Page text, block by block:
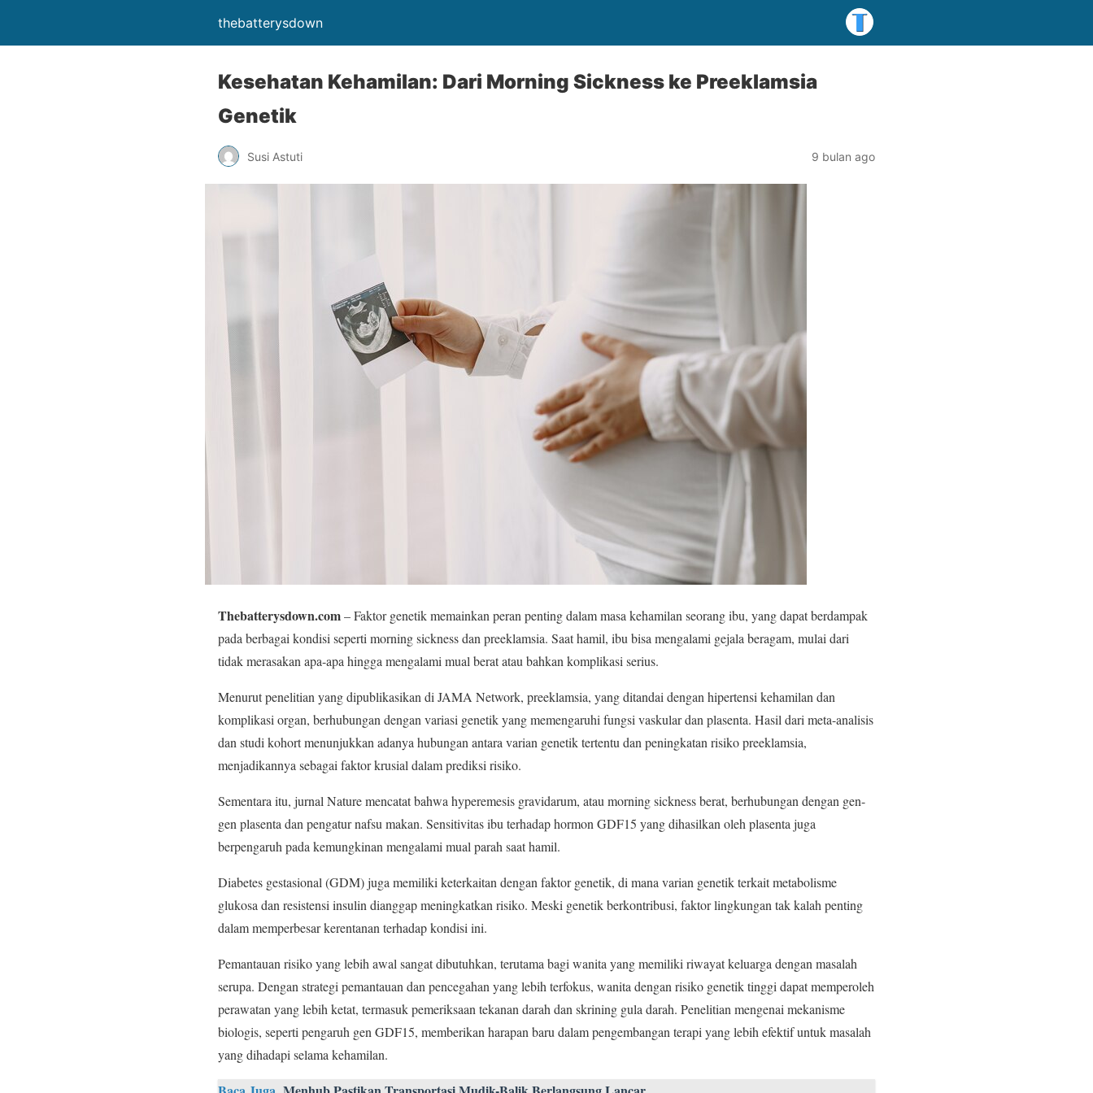
thebatterysdown
Kesehatan Kehamilan: Dari Morning Sickness ke Preeklamsia
Genetik
Susi Astuti 9 bulan ago
Thebatterysdown.com– Faktor genetik memainkan peran penting dalam masa kehamilan seorang ibu, yang dapat berdampak
pada berbagai kondisi seperti morning sickness dan preeklamsia. Saat hamil, ibu bisa mengalami gejala beragam, mulai dari
tidak merasakan apa-apa hingga mengalami mual berat atau bahkan komplikasi serius.
Menurut penelitian yang dipublikasikan di JAMA Network, preeklamsia, yang ditandai dengan hipertensi kehamilan dan
komplikasi organ, berhubungan dengan variasi genetik yang memengaruhi fungsi vaskular dan plasenta. Hasil dari meta-analisis
dan studi kohort menunjukkan adanya hubungan antara varian genetik tertentu dan peningkatan risiko preeklamsia,
menjadikannya sebagai faktor krusial dalam prediksi risiko.
Sementara itu, jurnal Nature mencatat bahwa hyperemesis gravidarum, atau morning sickness berat, berhubungan dengan gen-
gen plasenta dan pengatur nafsu makan. Sensitivitas ibu terhadap hormon GDF15 yang dihasilkan oleh plasenta juga
berpengaruh pada kemungkinan mengalami mual parah saat hamil.
Diabetes gestasional (GDM) juga memiliki keterkaitan dengan faktor genetik, di mana varian genetik terkait metabolisme
glukosa dan resistensi insulin dianggap meningkatkan risiko. Meski genetik berkontribusi, faktor lingkungan tak kalah penting
dalam memperbesar kerentanan terhadap kondisi ini.
Pemantauan risiko yang lebih awal sangat dibutuhkan, terutama bagi wanita yang memiliki riwayat keluarga dengan masalah
serupa. Dengan strategi pemantauan dan pencegahan yang lebih terfokus, wanita dengan risiko genetik tinggi dapat memperoleh
perawatan yang lebih ketat, termasuk pemeriksaan tekanan darah dan skrining gula darah. Penelitian mengenai mekanisme
biologis, seperti pengaruh gen GDF15, memberikan harapan baru dalam pengembangan terapi yang lebih efektif untuk masalah
yang dihadapi selama kehamilan.